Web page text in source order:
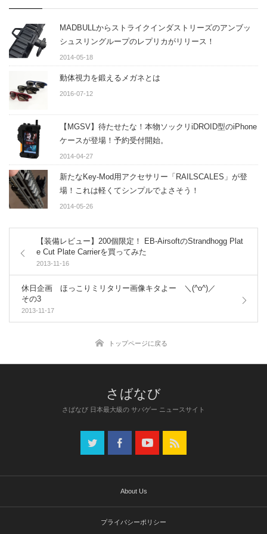
MADBULLからストライクインダストリーズのアンブッ
シュスリングループのレプリカがリリース！
2014-05-18
動体視力を鍛えるメガネとは
2016-07-12
【MGSV】待たせたな！本物ソックリiDROID型のiPhone
ケースが登場！予約受付開始。
2014-04-27
新たなKey-Mod用アクセサリー「RAILSCALES」が登
場！これは軽くてシンプルでよさそう！
2014-05-26
【装備レビュー】200個限定！ EB-AirsoftのStrandhogg Plat
e Cut Plate Carrierを買ってみた
2013-11-16
休日企画 ほっこりミリタリー画像キタよー ＼(^o^)／
その3
2013-11-17
トップページに戻る
さばなび 日本最大級の サバゲー ニュースサイト
About Us
プライバシーポリシー